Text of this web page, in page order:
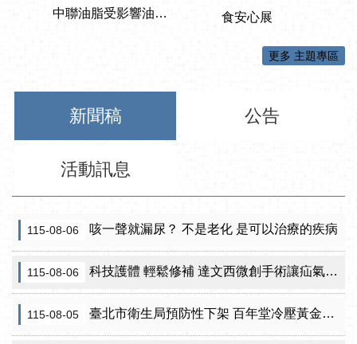
更多 主題專區
新聞稿 公告
活動訊息
115-08-06 咳一聲就漏尿？ 不是老化 是可以治療的疾病
115-08-06 科技護體 輕鬆修補 達文西微創手術讓疝氣治療更精準
115-08-05 臺北市衛生局預防性下架 百年堂冷壓黃金苦茶油產品